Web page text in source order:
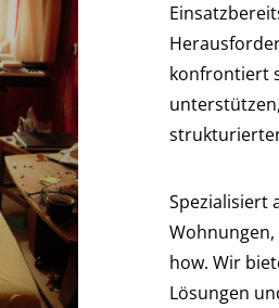
konfrontiert
Spezialisiert
how. Wir
Lösungen